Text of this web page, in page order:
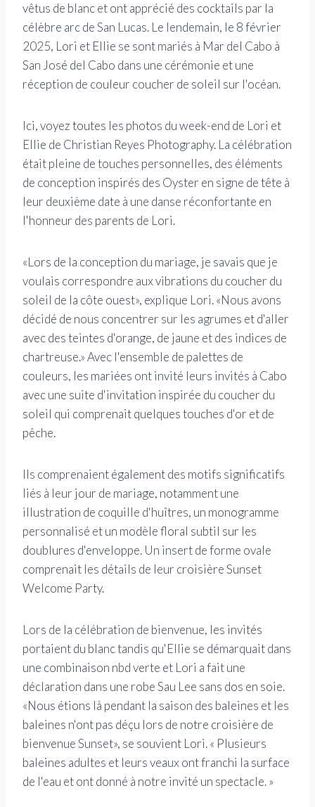
vêtus de blanc et ont apprécié des cocktails par la
célèbre arc de San Lucas. Le lendemain, le 8 février
2025, Lori et Ellie se sont mariés à Mar del Cabo à
San José del Cabo dans une cérémonie et une
réception de couleur coucher de soleil sur l'océan.
Ici, voyez toutes les photos du week-end de Lori et
Ellie de Christian Reyes Photography. La célébration
était pleine de touches personnelles, des éléments
de conception inspirés des Oyster en signe de tête à
leur deuxième date à une danse réconfortante en
l'honneur des parents de Lori.
«Lors de la conception du mariage, je savais que je
voulais correspondre aux vibrations du coucher du
soleil de la côte ouest», explique Lori. «Nous avons
décidé de nous concentrer sur les agrumes et d'aller
avec des teintes d'orange, de jaune et des indices de
chartreuse.» Avec l'ensemble de palettes de
couleurs, les mariées ont invité leurs invités à Cabo
avec une suite d'invitation inspirée du coucher du
soleil qui comprenait quelques touches d'or et de
pêche.
Ils comprenaient également des motifs significatifs
liés à leur jour de mariage, notamment une
illustration de coquille d'huîtres, un monogramme
personnalisé et un modèle floral subtil sur les
doublures d'enveloppe. Un insert de forme ovale
comprenait les détails de leur croisière Sunset
Welcome Party.
Lors de la célébration de bienvenue, les invités
portaient du blanc tandis qu'Ellie se démarquait dans
une combinaison nbd verte et Lori a fait une
déclaration dans une robe Sau Lee sans dos en soie.
«Nous étions là pendant la saison des baleines et les
baleines n'ont pas déçu lors de notre croisière de
bienvenue Sunset», se souvient Lori. « Plusieurs
baleines adultes et leurs veaux ont franchi la surface
de l'eau et ont donné à notre invité un spectacle. »